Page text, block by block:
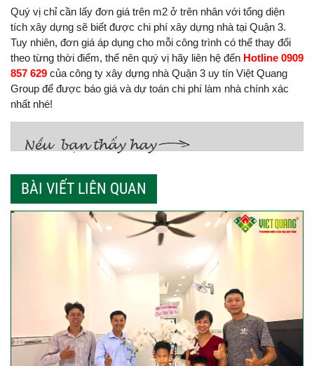
Quý vị chỉ cần lấy đơn giá trên m2 ở trên nhân với tổng diện
tích xây dựng sẽ biết được chi phí xây dựng nhà tại Quận 3.
Tuy nhiên, đơn giá áp dụng cho mỗi công trình có thể thay đổi
theo từng thời điểm, thế nên quý vị hãy liên hệ đến Hotline 0909
857 629 của công ty xây dựng nhà Quận 3 uy tín Việt Quang
Group để được báo giá và dự toán chi phí làm nhà chính xác
nhất nhé!
BÀI VIẾT LIÊN QUAN